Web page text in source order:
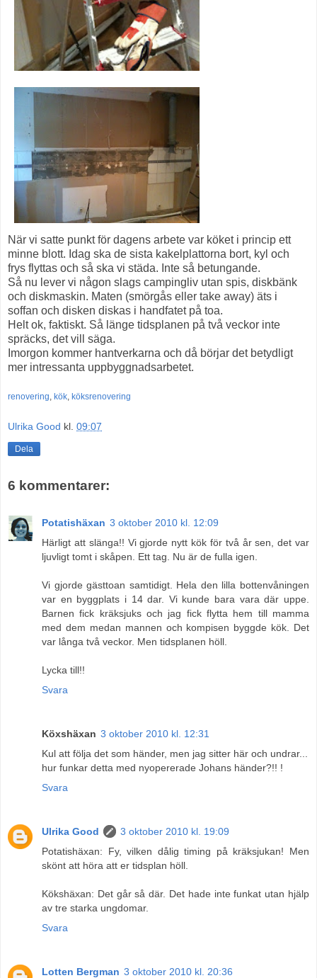
När vi satte punkt för dagens arbete var köket i princip ett
minne blott. Idag ska de sista kakelplattorna bort, kyl och
frys flyttas och så ska vi städa. Inte så betungande.
Så nu lever vi någon slags campingliv utan spis, diskbänk
och diskmaskin. Maten (smörgås eller take away) äts i
soffan och disken diskas i handfatet på toa.
Helt ok, faktiskt. Så länge tidsplanen på två veckor inte
spräcks, det vill säga.
Imorgon kommer hantverkarna och då börjar det betydligt
mer intressanta uppbyggnadsarbetet.
renovering, kök, köksrenovering
Ulrika Good kl. 09:07
Dela
6 kommentarer:
Potatishäxan 3 oktober 2010 kl. 12:09
Härligt att slänga!! Vi gjorde nytt kök för två år sen, det var
ljuvligt tomt i skåpen. Ett tag. Nu är de fulla igen.
Vi gjorde gästtoan samtidigt. Hela den lilla bottenvåningen
var en byggplats i 14 dar. Vi kunde bara vara där uppe.
Barnen fick kräksjuks och jag fick flytta hem till mamma
med dem medan mannen och kompisen byggde kök. Det
var långa två veckor. Men tidsplanen höll.
Lycka till!!
Svara
Köxshäxan 3 oktober 2010 kl. 12:31
Kul att följa det som händer, men jag sitter här och undrar...
hur funkar detta med nyopererade Johans händer?!! !
Svara
Ulrika Good
3 oktober 2010 kl. 19:09
Potatishäxan: Fy, vilken dålig timing på kräksjukan! Men
skönt att höra att er tidsplan höll.
Kökshäxan: Det går så där. Det hade inte funkat utan hjälp
av tre starka ungdomar.
Svara
Lotten Bergman 3 oktober 2010 kl. 20:36